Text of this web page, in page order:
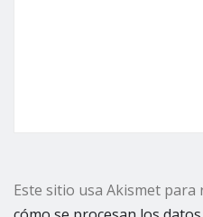
Este sitio usa Akismet para